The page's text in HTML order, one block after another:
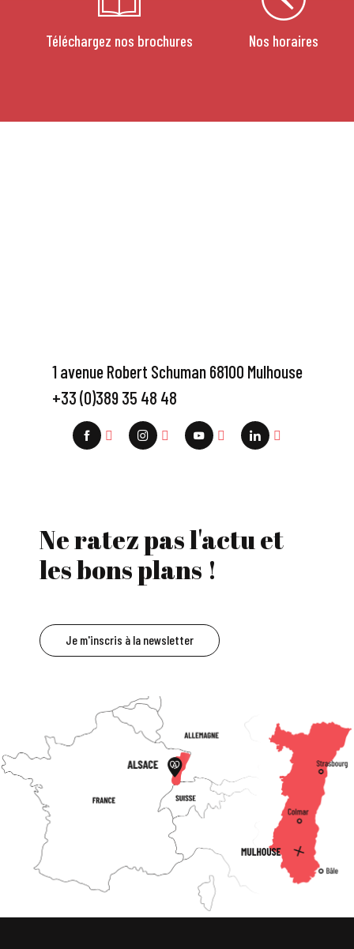
Téléchargez nos brochures Nos horaires
1 avenue Robert Schuman 68100 Mulhouse
+33 (0)389 35 48 48
Ne ratez pas l'actu et
les bons plans !
Je m'inscris à la newsletter